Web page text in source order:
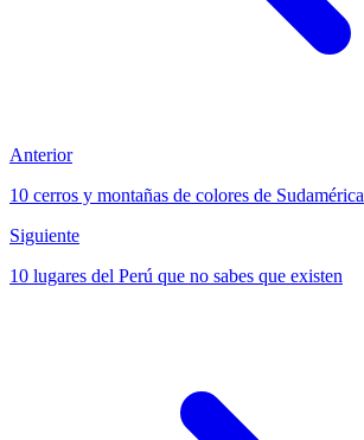
Anterior
10 cerros y montañas de colores de Sudamérica
Siguiente
10 lugares del Perú que no sabes que existen